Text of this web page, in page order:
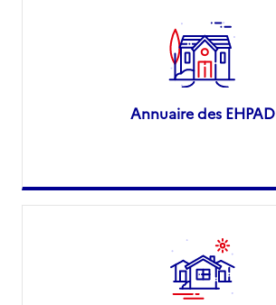
Annuaire des EHPAD